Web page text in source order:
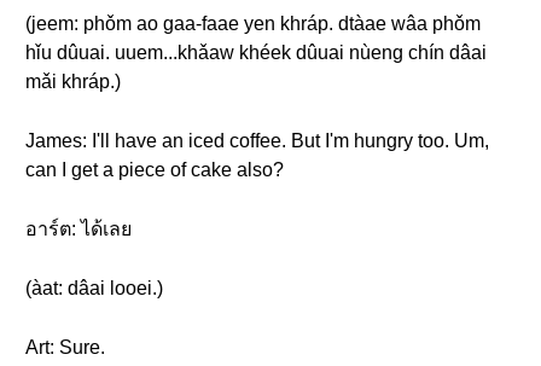
(jeem: phǒm ao gaa-faae yen khráp. dtàae wâa phǒm
hǐu dûuai. uuem...khǎaw khéek dûuai nùeng chín dâai
mǎi khráp.)
James: I'll have an iced coffee. But I'm hungry too. Um,
can I get a piece of cake also?
อาร์ต: ได้เลย
(àat: dâai looei.)
Art: Sure.